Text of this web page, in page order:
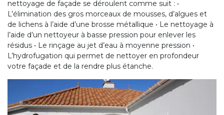
nettoyage de façade se déroulent comme suit : •
L’élimination des gros morceaux de mousses, d’algues et
de lichens à l’aide d’une brosse métallique • Le nettoyage à
l’aide d’un nettoyeur à basse pression pour enlever les
résidus • Le rinçage au jet d’eau à moyenne pression •
L’hydrofugation qui permet de nettoyer en profondeur
votre façade et de la rendre plus étanche.